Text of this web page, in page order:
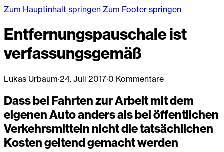
Zum Hauptinhalt springen Zum Footer springen
Entfernungspauschale ist
verfassungsgemäß
Lukas Urbaum·24. Juli 2017·0 Kommentare
Dass bei Fahrten zur Arbeit mit dem
eigenen Auto anders als bei öffentlichen
Verkehrsmitteln nicht die tatsächlichen
Kosten geltend gemacht werden